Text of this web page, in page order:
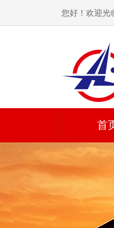
您好！欢迎光
首